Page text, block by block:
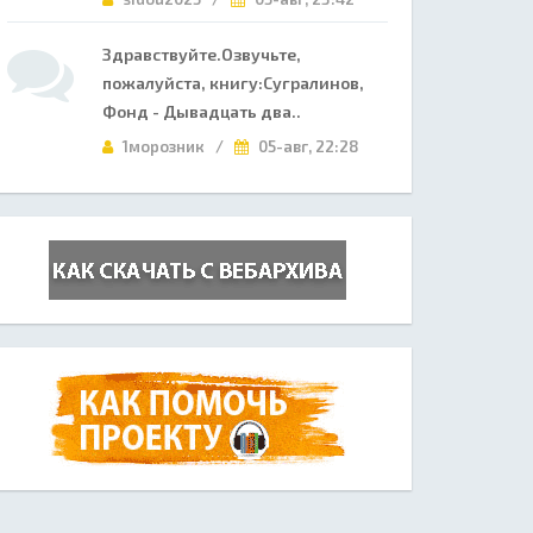
Здравствуйте.Озвучьте,
пожалуйста, книгу:Сугралинов,
Фонд - Дывадцать два..
1морозник / 05-авг, 22:28